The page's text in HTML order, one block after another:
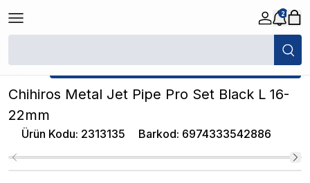
2
/ Chihiros Metal Jet Pipe Pro
★ Atakan Petshop, Chihiros yetkili satıcısıdır.
Chihiros Metal Jet Pipe Pro Set Black L 16-
22mm
Ürün Kodu: 2313135 Barkod: 6974333542886